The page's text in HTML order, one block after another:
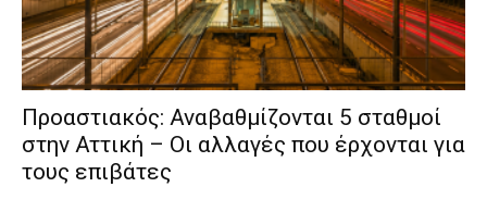
Προαστιακός: Αναβαθμίζονται 5 σταθμοί
στην Αττική – Οι αλλαγές που έρχονται για
τους επιβάτες